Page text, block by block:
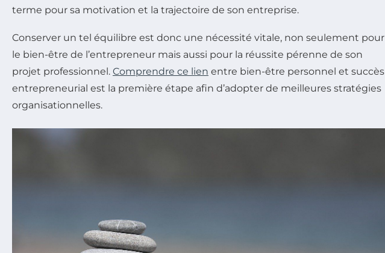
terme pour sa motivation et la trajectoire de son entreprise.
Conserver un tel équilibre est donc une nécessité vitale, non seulement pour
le bien-être de l’entrepreneur mais aussi pour la réussite pérenne de son
projet professionnel. Comprendre ce lien entre bien-être personnel et succès
entrepreneurial est la première étape afin d’adopter de meilleures stratégies
organisationnelles.